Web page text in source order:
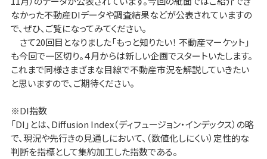
なかった不動産DIデータや調査結果などが公表されていますの
で、ぜひ、ご覧になってみてください。
さて20回目となりました「もっと知りたい！ 不動産マーケット」
も今回で一区切り。４月からは新しい企画でスタートいたします。
これまで同様さまざまな目線で不動産市況を解説していきたい
と思いますので、ご期待ください。
※DI指数
「DI」とは、Diffusion Index（ディフュージョン・インデックス）の略
で、現況や先行きの見通しにおいて、（数値化しにくい）定性的な
判断を指標として集約加工した指数である。